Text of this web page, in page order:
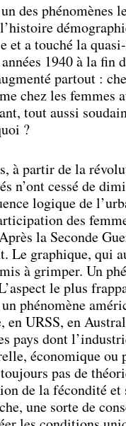
des phénomènes
et a touché la
1940 à la
partout :
chez les femmes
tout aussi
?
à partir de la
n’ont cessé de
logique de
des
la Seconde
Le graphique, qui
à grimper. Un
le plus
phénomène
en URSS, en
pays dont
économique
pas de
de la fécondité
une sorte de